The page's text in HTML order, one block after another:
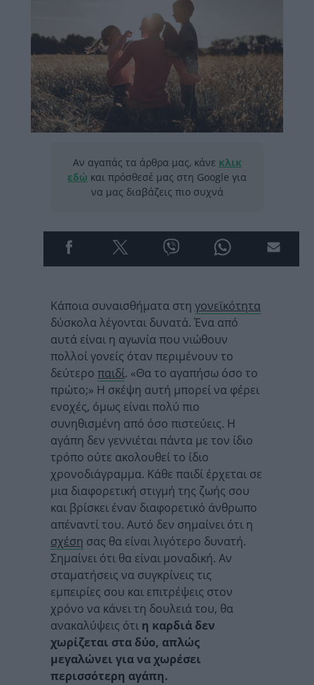
Αν αγαπάς τα άρθρα μας, κάνε κλικ
εδώ και πρόσθεσέ μας στη Google για
να μας διαβάζεις πιο συχνά
Κάποια συναισθήματα στη γονεϊκότητα
δύσκολα λέγονται δυνατά. Ένα από
αυτά είναι η αγωνία που νιώθουν
πολλοί γονείς όταν περιμένουν το
δεύτερο παιδί. «Θα το αγαπήσω όσο το
πρώτο;» Η σκέψη αυτή μπορεί να φέρει
ενοχές, όμως είναι πολύ πιο
συνηθισμένη από όσο πιστεύεις. Η
αγάπη δεν γεννιέται πάντα με τον ίδιο
τρόπο ούτε ακολουθεί το ίδιο
χρονοδιάγραμμα. Κάθε παιδί έρχεται σε
μια διαφορετική στιγμή της ζωής σου
και βρίσκει έναν διαφορετικό άνθρωπο
απέναντί του. Αυτό δεν σημαίνει ότι η
σχέση σας θα είναι λιγότερο δυνατή.
Σημαίνει ότι θα είναι μοναδική. Αν
σταματήσεις να συγκρίνεις τις
εμπειρίες σου και επιτρέψεις στον
χρόνο να κάνει τη δουλειά του, θα
ανακαλύψεις ότι η καρδιά δεν
χωρίζεται στα δύο, απλώς
μεγαλώνει για να χωρέσει
περισσότερη αγάπη.